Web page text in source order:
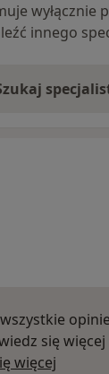
wyłącznie
innego
się
więcej